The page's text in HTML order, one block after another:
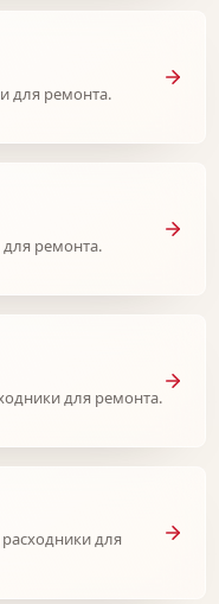
для ремонта.
ремонта.
для ремонта.
для